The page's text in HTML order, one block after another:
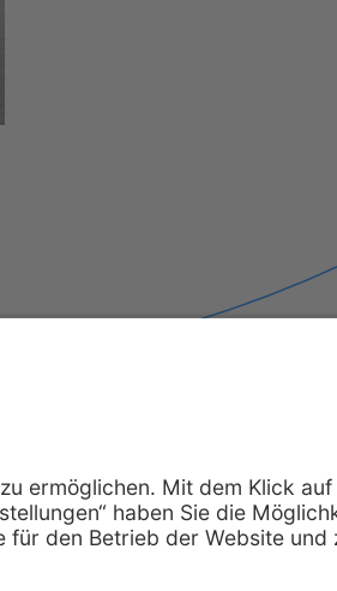
Zertifikate Cookie